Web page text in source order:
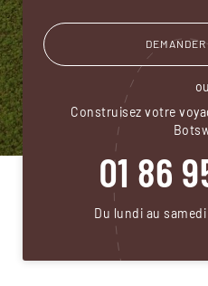
ou
Construisez votre
01 86
Du lundi au